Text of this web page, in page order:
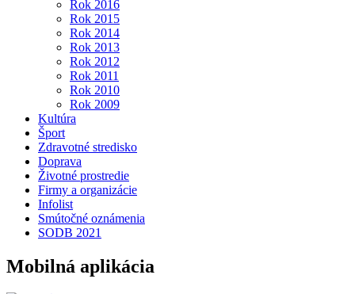
Rok 2016
Rok 2015
Rok 2014
Rok 2013
Rok 2012
Rok 2011
Rok 2010
Rok 2009
Kultúra
Šport
Zdravotné stredisko
Doprava
Životné prostredie
Firmy a organizácie
Infolist
Smútočné oznámenia
SODB 2021
Mobilná aplikácia